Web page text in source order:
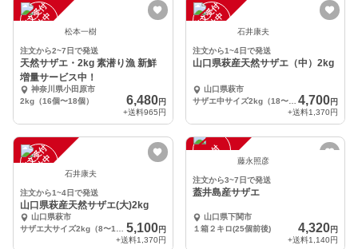
注
文
受
付
停
止
中 松本一樹
注文から2~7日で発送
天然サザエ・2kg 素潜り漁 新鮮
増量サービス中！
神奈川県小田原市
2kg（16個〜18個）
6,480円
+送料965円
注
文
受
付
停
止
中 石井康夫
注文から1~4日で発送
山口県萩産天然サザエ（中）2kg
山口県萩市
サザエ中サイズ2kg（18〜22個）
4,700円
+送料1,370円
注
文
受
付
停
止
中 石井康夫
注文から1~4日で発送
山口県萩産天然サザエ(大)2kg
山口県萩市
5,100円
+送料1,370円
注
文
受
付
停
止 藤永照彦
注文から3~7日で発送
蓋井島産サザエ
山口県下関市
１箱２キロ(25個前後)
4,320円
+送料1,140円